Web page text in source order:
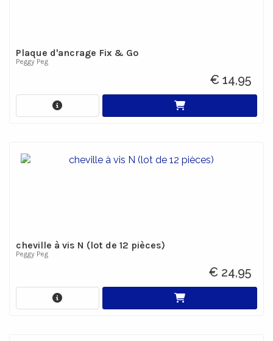
Plaque d'ancrage Fix & Go
Peggy Peg
€ 14,95
cheville à vis N (lot de 12 pièces)
Peggy Peg
€ 24,95